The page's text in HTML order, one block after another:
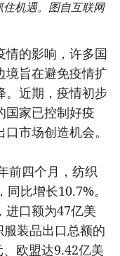
机遇。图自互联网
的影响，许多国
境旨在避免疫情扩
。近期，疫情初步
国家已控制好疫
市场创造机会。
前四个月，纺织
比增长10.7%。
进口额为47亿美
装品出口总额的
欧盟达9.42亿美